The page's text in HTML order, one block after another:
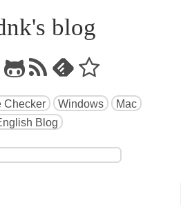
blog
Checker Windows
Mac
Blog